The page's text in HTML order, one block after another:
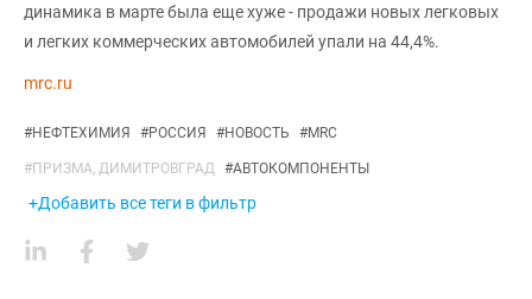
динамика в марте была еще хуже - продажи новых легковых
и легких коммерческих автомобилей упали на 44,4%.
mrc.ru
#НЕФТЕХИМИЯ #РОССИЯ #НОВОСТЬ #MRC
#ПРИЗМА, ДИМИТРОВГРАД #АВТОКОМПОНЕНТЫ
+Добавить все теги в фильтр